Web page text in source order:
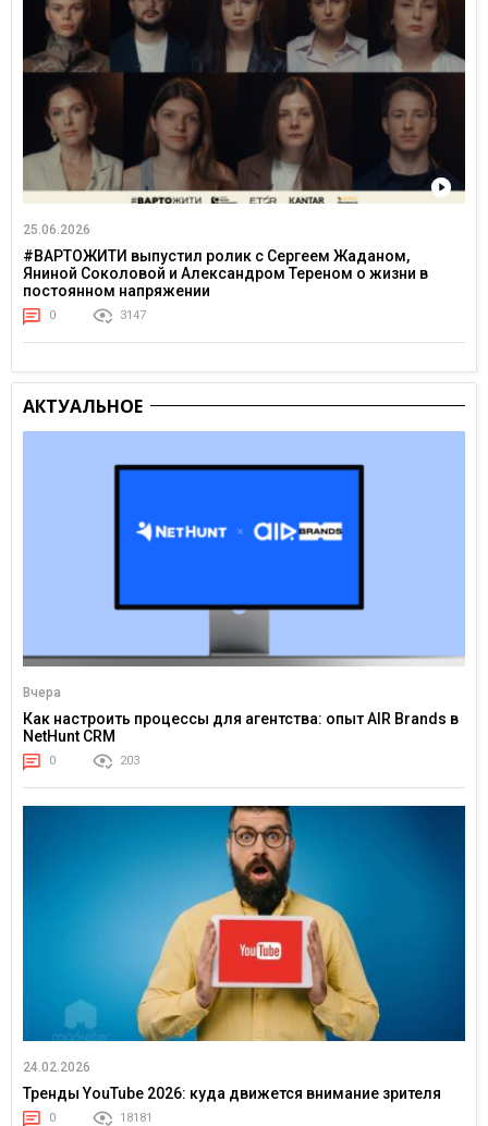
25.06.2026
#ВАРТОЖИТИ выпустил ролик с Сергеем Жаданом,
Яниной Соколовой и Александром Тереном о жизни в
постоянном напряжении
0 3147
АКТУАЛЬНОЕ
Вчера
Как настроить процессы для агентства: опыт AIR Brands в
NetHunt CRM
0 203
24.02.2026
Тренды YouTube 2026: куда движется внимание зрителя
0 18181